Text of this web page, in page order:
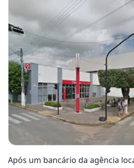
Após um bancário da agência